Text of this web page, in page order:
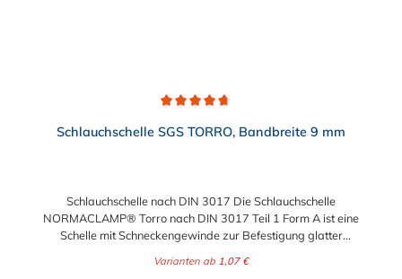
Schlauchschelle SGS TORRO, Bandbreite 9 mm
Schlauchschelle nach DIN 3017 Die Schlauchschelle
NORMACLAMP® Torro nach DIN 3017 Teil 1 Form A ist eine
Schelle mit Schneckengewinde zur Befestigung glatter
aus, ist einfach montierbar, wiederverwendbar und durch ihre
Varianten ab 1,07 €